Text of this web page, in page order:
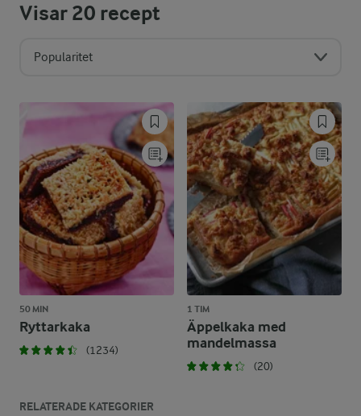
Visar20 recept
Popularitet
50 MIN
Ryttarkaka
(1234)
1 TIM
Äppelkaka med
mandelmassa
(20)
RELATERADE KATEGORIER